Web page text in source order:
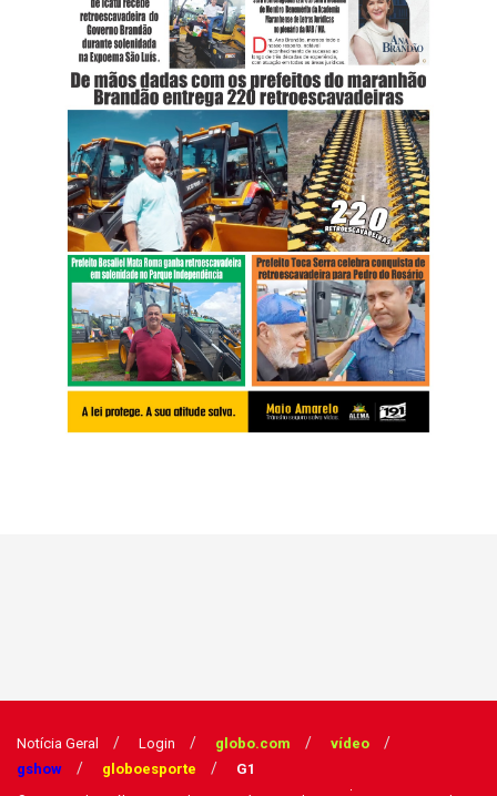
Notícia Geral Login globo.com
vídeo
gshow
globoesporte G1